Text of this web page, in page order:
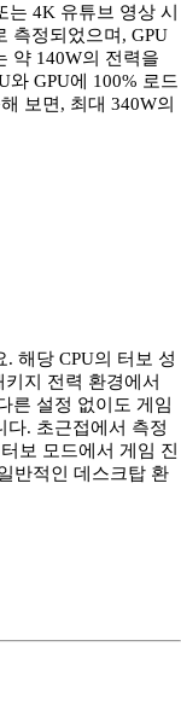
는 4K 유튜브 영상 시
측정되었으며, GPU
약 140W의 전력을
와 GPU에 100% 로드
보면, 최대 340W의
해당 CPU의 터보 성
지 전력 환경에서
른 설정 없이도 게임
다. 초근접에서 측정
보 모드에서 게임 진
반적인 데스크탑 환